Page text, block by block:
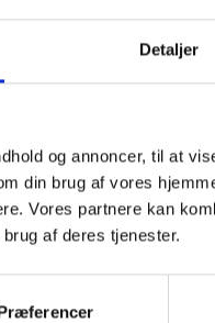
Detaljer
og annoncer, til at
din brug af vores
Vores partnere kan
af deres tjenester.